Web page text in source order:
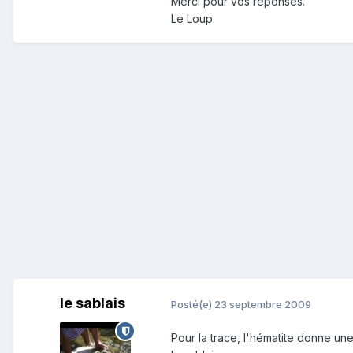
Le Loup.
le sablais Posté(e) 23 septembre 2009
Pour la trace, l'hématite donne